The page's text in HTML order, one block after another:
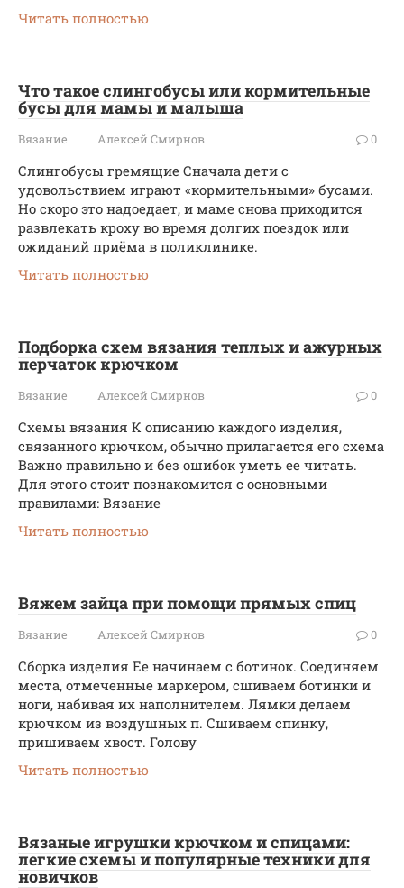
Читать полностью
Что такое слингобусы или кормительные
бусы для мамы и малыша
Вязание Алексей Смирнов 0
Слингобусы гремящие Сначала дети с
удовольствием играют «кормительными» бусами.
Но скоро это надоедает, и маме снова приходится
развлекать кроху во время долгих поездок или
ожиданий приёма в поликлинике.
Читать полностью
Подборка схем вязания теплых и ажурных
перчаток крючком
Вязание Алексей Смирнов 0
Схемы вязания К описанию каждого изделия,
связанного крючком, обычно прилагается его схема
Важно правильно и без ошибок уметь ее читать.
Для этого стоит познакомится с основными
правилами: Вязание
Читать полностью
Вяжем зайца при помощи прямых спиц
Вязание Алексей Смирнов 0
Сборка изделия Ее начинаем с ботинок. Соединяем
места, отмеченные маркером, сшиваем ботинки и
ноги, набивая их наполнителем. Лямки делаем
крючком из воздушных п. Сшиваем спинку,
пришиваем хвост. Голову
Читать полностью
Вязаные игрушки крючком и спицами:
легкие схемы и популярные техники для
новичков